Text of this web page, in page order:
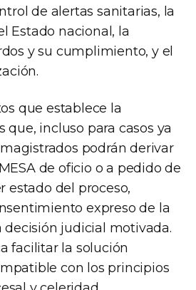
de alertas sanitarias, la
Estado nacional, la
y su cumplimiento, y el
que establece la
que, incluso para casos ya
podrán derivar
de oficio o a pedido de
estado del proceso,
expreso de la
decisión judicial motivada.
facilitar la solución
con los principios